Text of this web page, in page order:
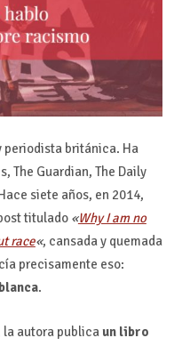
periodista británica. Ha
The Guardian, The Daily
siete años, en 2014,
titulado «Why I am no
race«, cansada y quemada
precisamente eso:
.
la autora publicaun libro